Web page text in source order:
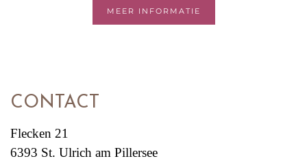
MEER INFORMATIE
CONTACT
Flecken 21
6393 St. Ulrich am Pillersee